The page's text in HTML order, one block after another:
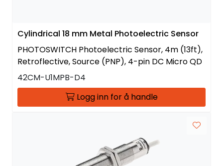
Cylindrical 18 mm Metal Photoelectric Sensor
PHOTOSWITCH Photoelectric Sensor, 4m (13ft),
Retroflective, Source (PNP), 4-pin DC Micro QD
42CM-U1MPB-D4
Logg inn for å handle